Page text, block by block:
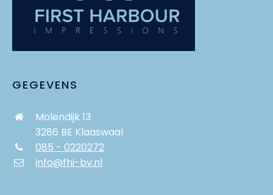
GEGEVENS
Molendijk 13
3286 BE Klaaswaal
085 - 0220272
info@fhi-bv.nl